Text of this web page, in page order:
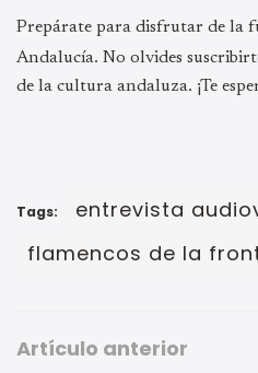
Prepárate para disfrutar de la
Andalucía. No olvides
de la cultura andaluza. ¡Te
Tags: entrevista
flamencos de la
Artículo anterior